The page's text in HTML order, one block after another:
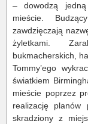
– dowodzą
mieście.
zawdzięczają
żyletkami.
bukmacherskich,
Tommy’ego
światkiem
mieście poprzez
realizację planów
skradziony z